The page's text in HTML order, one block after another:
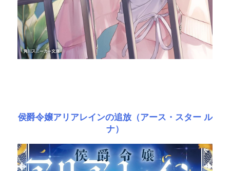
侯爵令嬢アリアレインの追放（アース・スター ル
ナ）